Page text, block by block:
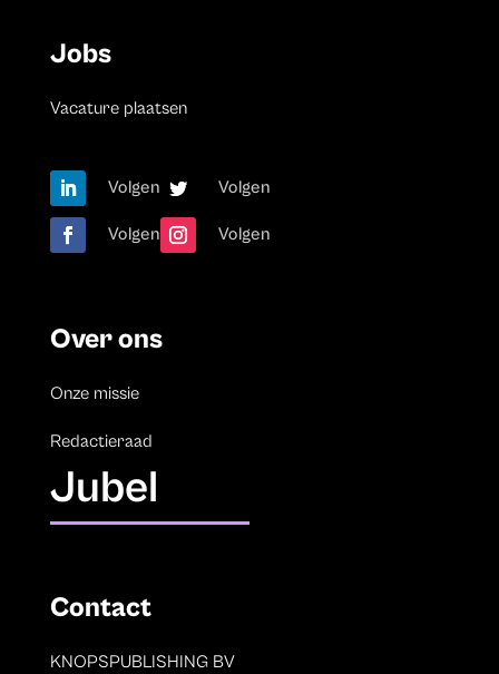
Jobs
Vacature plaatsen
Volgen Volgen
Volgen Volgen
Over ons
Onze missie
Redactieraad
Jubel
Contact
KNOPSPUBLISHING BV